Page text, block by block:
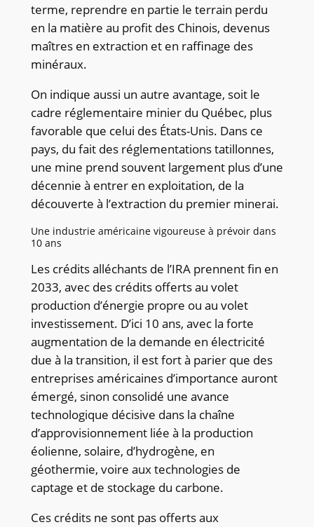
terme, reprendre en partie le terrain perdu
en la matière au profit des Chinois, devenus
maîtres en extraction et en raffinage des
minéraux.
On indique aussi un autre avantage, soit le
cadre réglementaire minier du Québec, plus
favorable que celui des États-Unis. Dans ce
pays, du fait des réglementations tatillonnes,
une mine prend souvent largement plus d’une
décennie à entrer en exploitation, de la
découverte à l’extraction du premier minerai.
Une industrie américaine vigoureuse à prévoir dans
10 ans
Les crédits alléchants de l’IRA prennent fin en
2033, avec des crédits offerts au volet
production d’énergie propre ou au volet
investissement. D’ici 10 ans, avec la forte
augmentation de la demande en électricité
due à la transition, il est fort à parier que des
entreprises américaines d’importance auront
émergé, sinon consolidé une avance
technologique décisive dans la chaîne
d’approvisionnement liée à la production
éolienne, solaire, d’hydrogène, en
géothermie, voire aux technologies de
captage et de stockage du carbone.
Ces crédits ne sont pas offerts aux